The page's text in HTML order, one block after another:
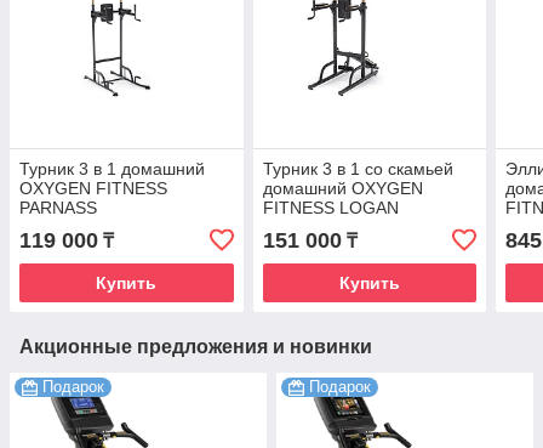
Турник 3 в 1 домашний
OXYGEN FITNESS
PARNASS
119 000 ₸
Купить
Турник 3 в 1 со скамьей
домашний OXYGEN
FITNESS LOGAN
151 000₸
Купить
Акционные предложения и новинки
Подарок Подарок